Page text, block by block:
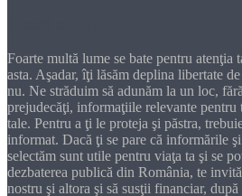
Foarte multă lume se bate pentru atenţia
asta. Aşadar, îţi lăsăm deplina libertate
nu. Ne străduim să adunăm la un loc,
prejudecăţi, informaţiile relevante
tale. Pentru a ţi le proteja şi păstra,
informat. Dacă ţi se pare că informările
selectăm sunt utile pentru viaţa ta şi se
dezbaterea publică din România, te
nostru şi altora şi să susţii financiar,